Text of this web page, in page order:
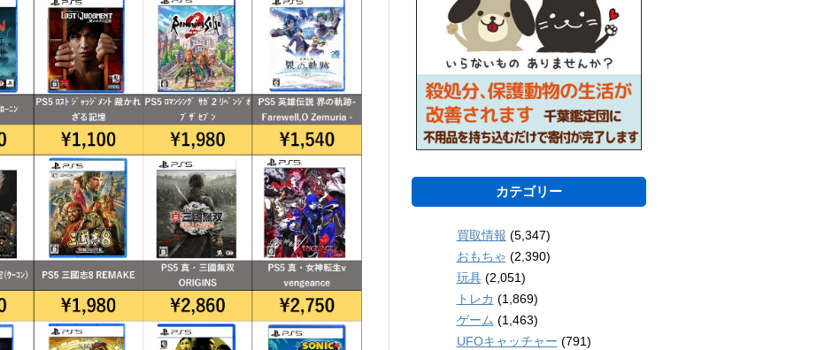
カテゴリー
買取情報 (5,347)
おもちゃ (2,390)
玩具(2,051)
トレカ (1,869)
ゲーム (1,463)
UFOキャッチャー (791)